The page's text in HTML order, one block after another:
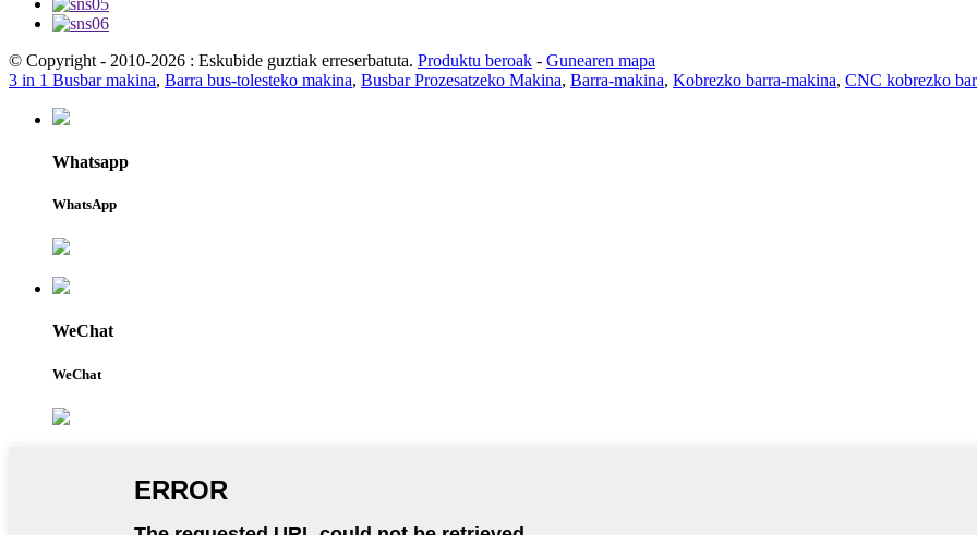
© Copyright - 2010-2026 : Eskubide guztiak erreserbatuta. Produktu beroak - Gunearen mapa
3 in 1 Busbar makina, Barra bus-tolesteko makina, Busbar Prozesatzeko Makina, Barra-makina, Kobrezko barra-makina, CNC kobrezko
Whatsapp
WhatsApp
WeChat
WeChat